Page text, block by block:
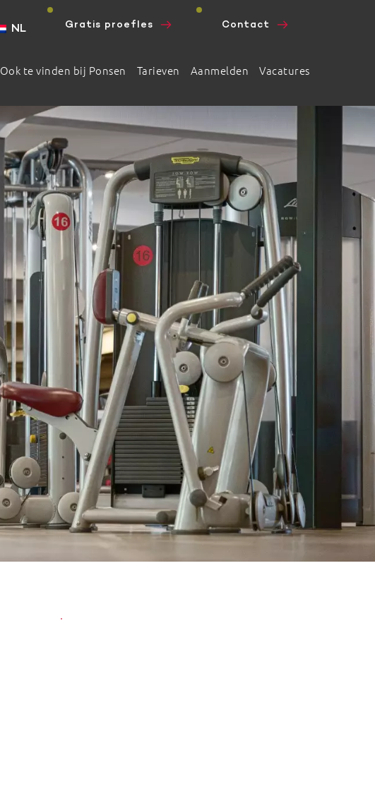
NL Gratis proefles Contact
Ook te vinden bij Ponsen Tarieven Aanmelden Vacatures